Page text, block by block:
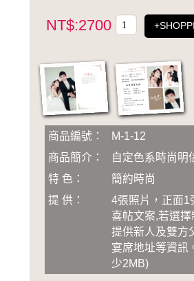
NT$:2700
商品編號：
M-1-12
商品簡介：
自定色系時尚明
特 色：
簡約時尚
提 供：
4張照片，正面1
喜帖文案,若選
提供新人及雙方
宴席地址等資訊
少2MB)